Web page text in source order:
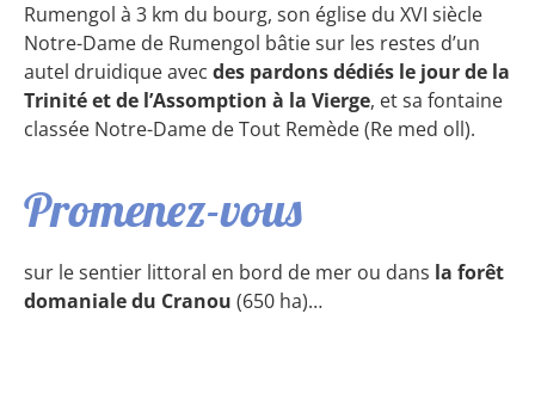
Rumengol à 3 km du bourg, son église du XVI siècle
Notre-Dame de Rumengol bâtie sur les restes d’un
autel druidique avec des pardons dédiés le jour de la
Trinité et de l’Assomption à la Vierge, et sa fontaine
classée Notre-Dame de Tout Remède (Re med oll).
Promenez-vous
sur le sentier littoral en bord de mer ou dans la forêt
domaniale du Cranou (650 ha)…